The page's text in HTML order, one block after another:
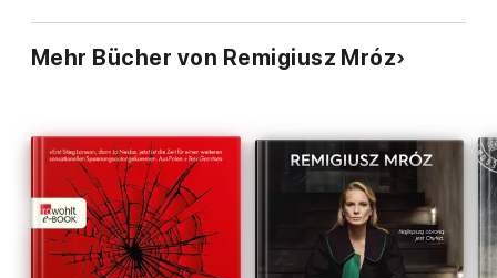
Mehr Bücher von Remigiusz Mróz